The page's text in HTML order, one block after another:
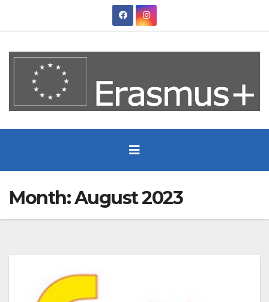
Month:August 2023